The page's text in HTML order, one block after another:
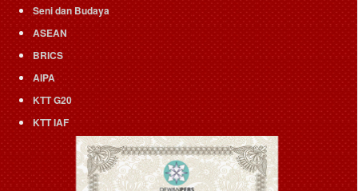
Seni dan Budaya
ASEAN
BRICS
AIPA
KTT G20
KTT IAF